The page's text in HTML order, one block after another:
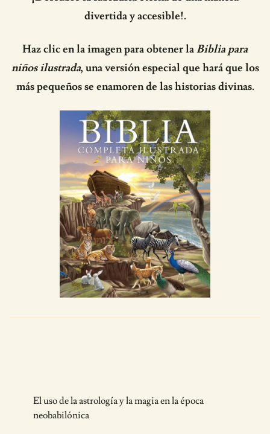
divertida y accesible!.
Haz clic en la imagen para obtener laBiblia para
niños ilustrada, una versión especial que hará que los
más pequeños se enamoren de las historias divinas.
Navigation
El uso de la astrología y la magia en la época
neobabilónica